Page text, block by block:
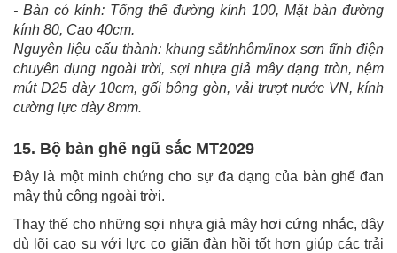
- Bàn có kính: Tổng thể đường kính 100, Mặt bàn đường
kính 80, Cao 40cm.
Nguyên liệu cấu thành: khung sắt/nhôm/inox sơn tĩnh điện
chuyên dụng ngoài trời, sợi nhựa giả mây dạng tròn, nệm
mút D25 dày 10cm, gối bông gòn, vải trượt nước VN, kính
cường lực dày 8mm.
15. Bộ bàn ghế ngũ sắc MT2029
Đây là một minh chứng cho sự đa dạng của bàn ghế đan
mây thủ công ngoài trời.
Thay thế cho những sợi nhựa giả mây hơi cứng nhắc, dây
dù lõi cao su với lực co giãn đàn hồi tốt hơn giúp các trải